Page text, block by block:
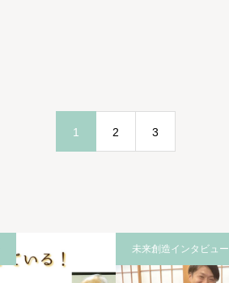
1 2 3
未来創造インタビュー